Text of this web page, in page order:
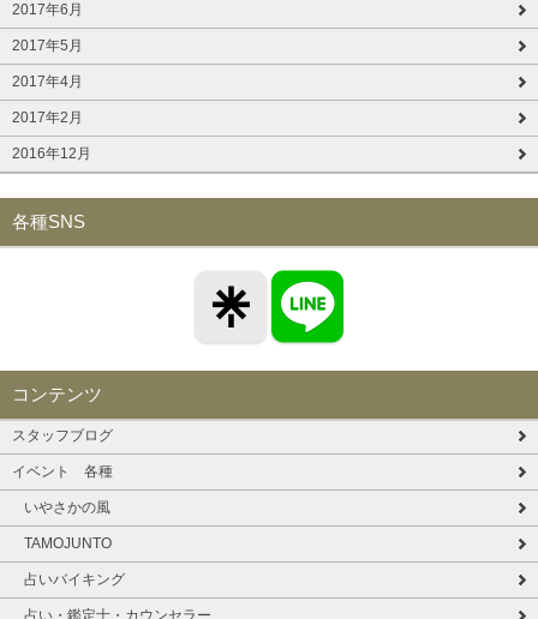
2017年6月
2017年5月
2017年4月
2017年2月
2016年12月
各種SNS
コンテンツ
スタッフブログ
イベント 各種
いやさかの風
TAMOJUNTO
占いバイキング